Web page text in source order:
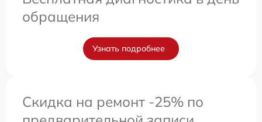
обращения
Узнать подробнее
Скидка на ремонт -25% по